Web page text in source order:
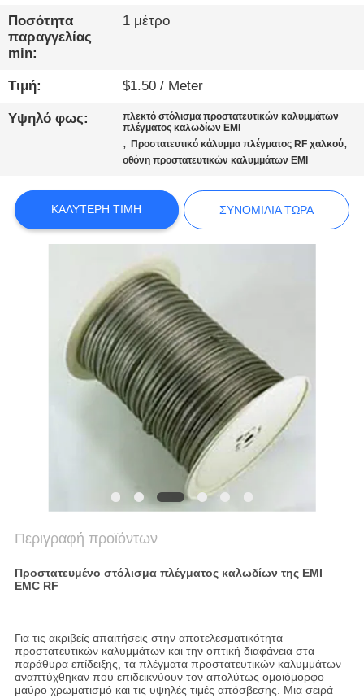
ΠΟΙΟΤΙΚΌΣ
ΈΛΕΓΧΟΣ
ΕΠΙΚΟΙΝΩΝΉΣΤΕ
ΜΑΖΊ
ΕΙΔΉΣΕΙΣ
SITEMAP
ΠΟΛΙΤΙΚΉ
ΑΠΟΡΡΉΤΟΥ
Ποσότητα
παραγγελίας
min:
1 μέτρο
Τιμή: $1.50 / Meter
Υψηλό φως:
πλεκτό στόλισμα προστατευτικών καλυμμάτων
πλέγματος καλωδίων EMI
,Προστατευτικό κάλυμμα πλέγματος RF χαλκού,
οθόνη προστατευτικών καλυμμάτων EMI
ΚΑΛΎΤΕΡΗ ΤΙΜΉ ΣΥΝΟΜΙΛΊΑ ΤΏΡΑ
Περιγραφή προϊόντων
Προστατευμένο στόλισμα πλέγματος καλωδίων της EMI
EMC RF
Για τις ακριβείς απαιτήσεις στην αποτελεσματικότητα
προστατευτικών καλυμμάτων και την οπτική διαφάνεια στα
παράθυρα επίδειξης, τα πλέγματα προστατευτικών καλυμμάτων
αναπτύχθηκαν που επιδεικνύουν τον απολύτως ομοιόμορφο
μαύρο χρωματισμό και τις υψηλές τιμές απόσβεσης. Μια σειρά